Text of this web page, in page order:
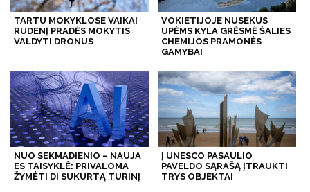
TARTU MOKYKLOSE VAIKAI
RUDENĮ PRADĖS MOKYTIS
VALDYTI DRONUS
VOKIETIJOJE NUSEKUS
UPĖMS KYLA GRĖSMĖ ŠALIES
CHEMIJOS PRAMONĖS
GAMYBAI
NUO SEKMADIENIO – NAUJA
ES TAISYKLĖ: PRIVALOMA
ŽYMĖTI DI SUKURTĄ TURINĮ
Į UNESCO PASAULIO
PAVELDO SĄRAŠĄ ĮTRAUKTI
TRYS OBJEKTAI